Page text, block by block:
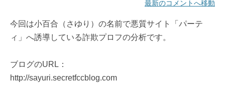
最新のコメントへ移動
今回は小百合（さゆり）の名前で悪質サイト「パーテ
ィ」へ誘導している詐欺プロフの分析です。
ブログのURL：
http://sayuri.secretfccblog.com